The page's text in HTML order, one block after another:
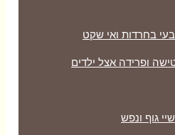
בחרדות ואי שקט
ופרידה אצל ילדים
גוף ונפש